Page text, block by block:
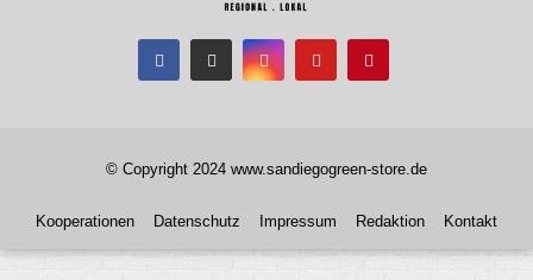
© Copyright 2024 www.sandiegogreen-store.de
Kooperationen Datenschutz Impressum Redaktion Kontakt